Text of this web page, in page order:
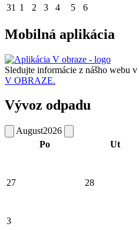
31 1 2 3 4 5 6
Mobilná aplikácia
Sledujte informácie z nášho webu v
V OBRAZE.
Vývoz odpadu
August2026
Po
Ut
27 28
3